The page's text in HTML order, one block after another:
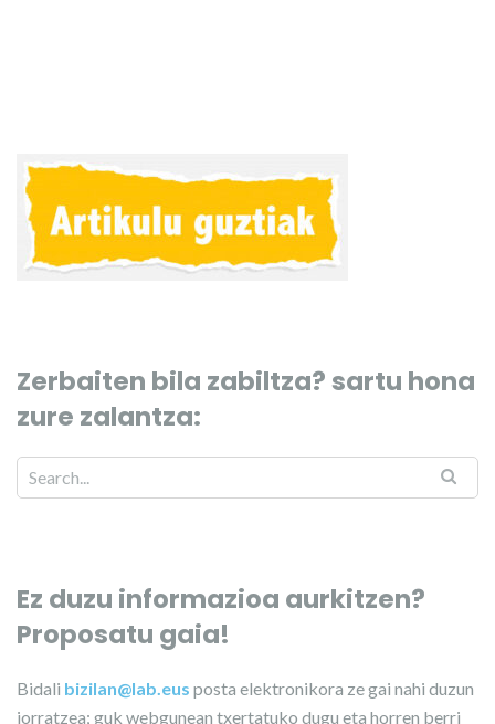
Zerbaiten bila zabiltza? sartu hona
zure zalantza:
Ez duzu informazioa aurkitzen?
Proposatu gaia!
Bidali bizilan@lab.eus posta elektronikora ze gai nahi duzun
jorratzea; guk webgunean txertatuko dugu eta horren berri